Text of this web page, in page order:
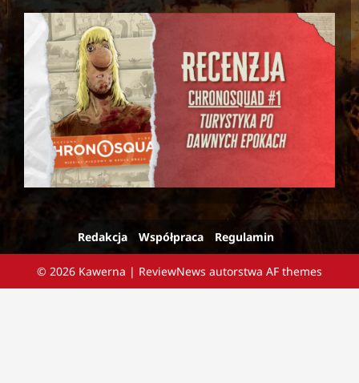
Redakcja Współpraca Regulamin
© 2026 Kawerna | ReviewNews autorstwa AF themes